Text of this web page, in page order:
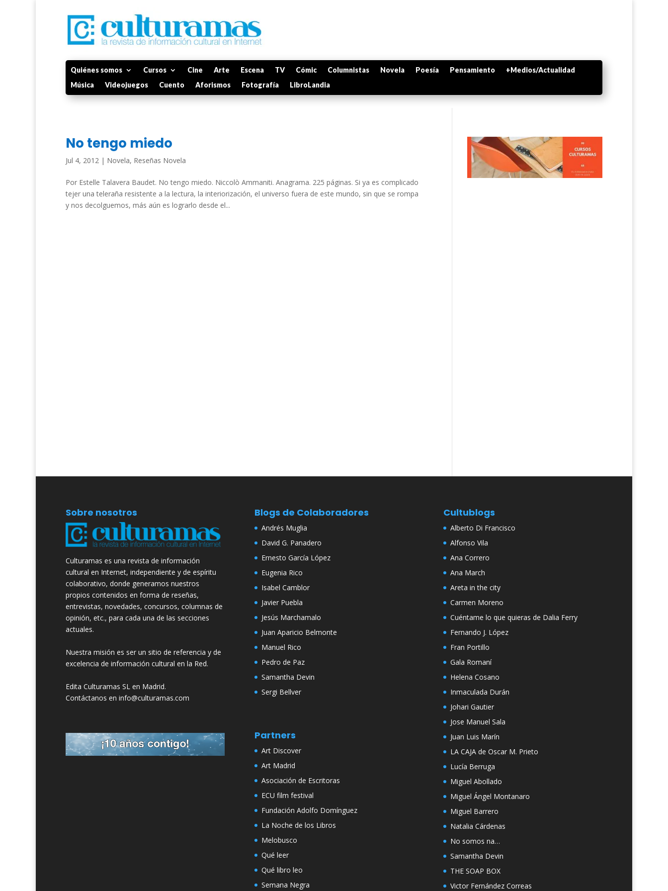
Quiénes somos Cursos Cine Arte Escena TV Cómic Columnistas Novela Poesía Pensamiento
+Medios/Actualidad
Música
Videojuegos Cuento Aforismos Fotografía LibroLandia
No tengo miedo
Jul 4, 2012 | Novela, Reseñas Novela
Por Estelle Talavera Baudet. No tengo miedo. Niccolò Ammaniti. Anagrama. 225 páginas. Si ya es complicado
tejer una teleraña resistente a la lectura, la interiorización, el universo fuera de este mundo, sin que se rompa
y nos decolguemos, más aún es lograrlo desde el...
Sobre nosotros
Culturamas es una revista de información
cultural en Internet, independiente y de espíritu
colaborativo, donde generamos nuestros
propios contenidos en forma de reseñas,
entrevistas, novedades, concursos, columnas de
opinión, etc., para cada una de las secciones
actuales.
Nuestra misión es ser un sitio de referencia y de
excelencia de información cultural en la Red.
Edita Culturamas SL en Madrid.
Contáctanos en info@culturamas.com
Blogs de Colaboradores
Andrés Muglia
David G. Panadero
Ernesto García López
Eugenia Rico
Isabel Camblor
Javier Puebla
Jesús Marchamalo
Juan Aparicio Belmonte
Manuel Rico
Pedro de Paz
Samantha Devin
Sergi Bellver
Partners
Art Discover
Art Madrid
Asociación de Escritoras
ECU film festival
Fundación Adolfo Domínguez
La Noche de los Libros
Melobusco
Qué leer
Qué libro leo
Semana Negra
Cultublogs
Alberto Di Francisco
Alfonso Vila
Ana Correro
Ana March
Areta in the city
Carmen Moreno
Cuéntame lo que quieras de Dalia Ferry
Fernando J. López
Fran Portillo
Gala Romaní
Helena Cosano
Inmaculada Durán
Johari Gautier
Jose Manuel Sala
Juan Luis Marín
LA CAJA de Oscar M. Prieto
Lucía Berruga
Miguel Abollado
Miguel Ángel Montanaro
Miguel Barrero
Natalia Cárdenas
No somos na…
Samantha Devin
THE SOAP BOX
Victor Fernández Correas